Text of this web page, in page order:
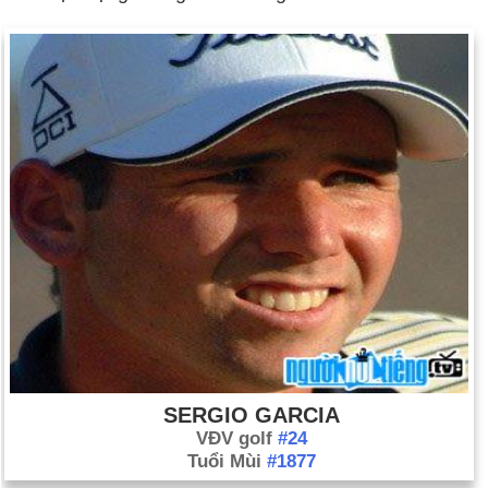
Ngày 8-2 năm 1904:Chiến tranh Nga-Nhật bắt đầu khi quân
Nhật tiến hành một cuộc tấn công bất ngờ vào hạm đội Nga tại
cảng Arthur ở đông bắc Trung Quốc.
Ngày 8-2 năm 1915:
Sử thi gây tranh cãi của D. W. Griffith,
Sự ra đời của một dân tộc được công chiếu ở Los Angeles.
Ngày 8-2 năm 1924:Buồng hơi ngạt lần đầu tiên được sử
dụng như một phương pháp hành quyết ở Hoa Kỳ. Gangster
Gee Jon bị xử tử tại nhà tù bang Nevada ở thành phố Carson.
Ngày 8-2 năm 1960:
Các phiên điều trần về payola (trả tiền
cho việc phát sóng phát sóng) đã mở tại Hạ viện Hoa Kỳ. Dick
Clark sẽ làm chứng vào tháng Tư.
Tổng thống Jimmy Carter tiết lộ kế hoạch
khôi phục đăng ký dự thảo dịch vụ có chọn lọc.
SERGIO GARCIA
VĐV golf #24
Tuổi Mùi #1877